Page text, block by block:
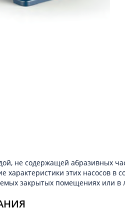
не содержащей абразивных
характеристики этих
закрытых помещениях или